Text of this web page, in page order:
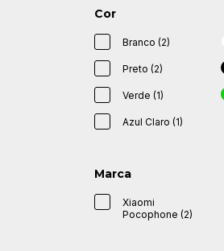
Cor
Branco (2)
Preto (2)
Verde (1)
Azul Claro (1)
Marca
Xiaomi
Pocophone (2)